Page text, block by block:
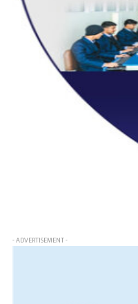
- ADVERTISEMENT -